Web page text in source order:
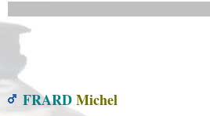
FRARDMichel